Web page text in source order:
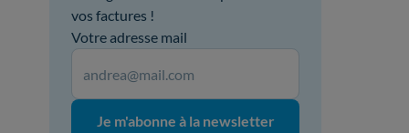
vos factures !
Votre adresse mail
Je m'abonne à la newsletter